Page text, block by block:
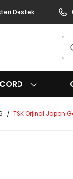
Destek
TSK Orjinal Japon